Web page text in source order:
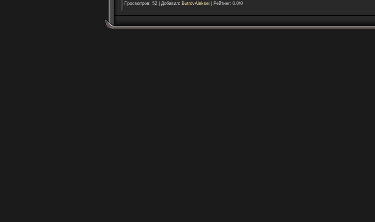
Просмотров: 52| Добавил: ButrovAleksei Рейтинг: 0.0/0